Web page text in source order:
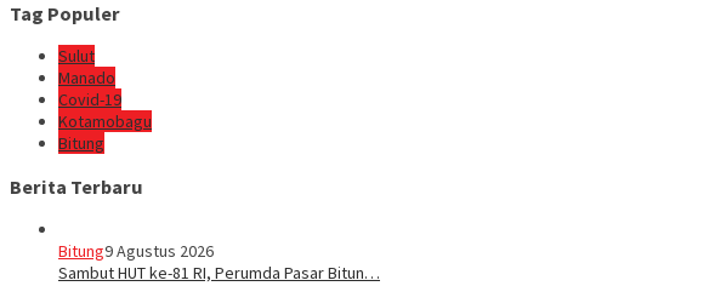
Tag Populer
Sulut
Manado
Covid-19
Kotamobagu
Bitung
Berita Terbaru
Bitung9 Agustus 2026
Sambut HUT ke-81 RI, Perumda Pasar Bitun…